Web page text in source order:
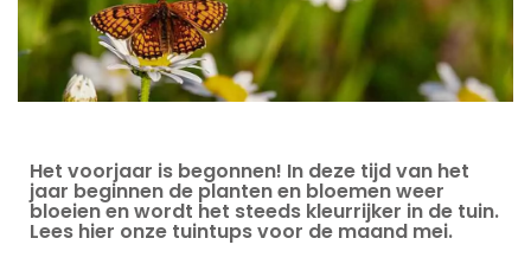
Het voorjaar is begonnen! In deze tijd van het
jaar beginnen de planten en bloemen weer
bloeien en wordt het steeds kleurrijker in de tuin.
Lees hier onze tuintups voor de maand mei.